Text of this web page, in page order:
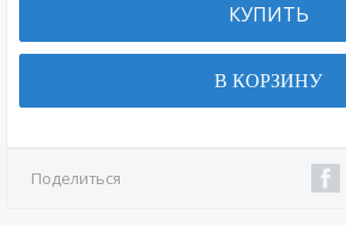
КУПИТЬ
В КОРЗИНУ
Поделиться